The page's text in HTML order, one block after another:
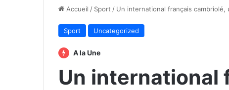
Accueil / Sport / Un international français
Sport Uncategorized
A la Une
Un international